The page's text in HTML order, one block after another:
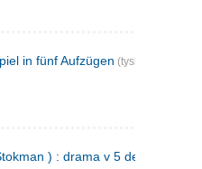
in fünf Aufzügen (tysk)
) : drama v 5 dejstvijach